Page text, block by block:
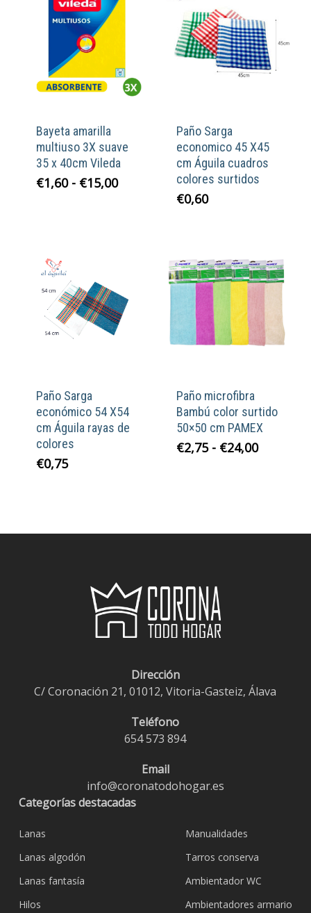
Bayeta amarilla
multiuso 3X suave
35 x 40cm Vileda
€1,60 - €15,00Rango
Paño Sarga
economico 45 X45
cm Águila cuadros
colores surtidos
€0,60
Paño Sarga
económico 54 X54
cm Águila rayas de
colores
€0,75
Paño microfibra
Bambú color surtido
50×50 cm PAMEX
€2,75 - €24,00Rango
€24,00
Dirección
C/ Coronación 21, 01012, Vitoria-Gasteiz, Álava
Teléfono
654 573 894
Email
info@coronatodohogar.es
Categorías destacadas
Lanas
Lanas algodón
Lanas fantasía
Hilos
Manualidades
Tarros conserva
Ambientador WC
Ambientadores armario